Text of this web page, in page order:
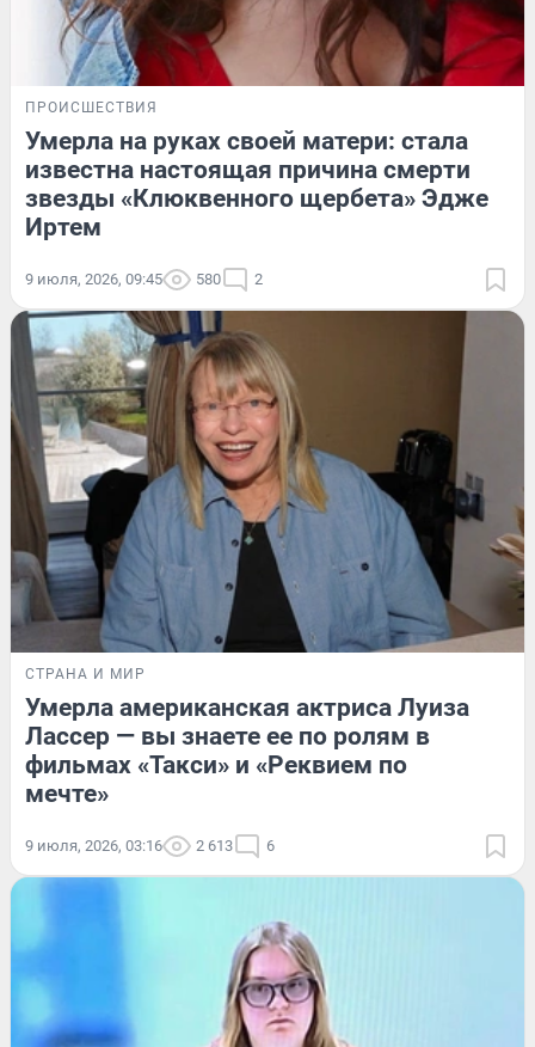
ПРОИСШЕСТВИЯ
Умерла на руках своей матери: стала
известна настоящая причина смерти
звезды «Клюквенного щербета» Эдже
Иртем
9 июля, 2026, 09:45 580 2
СТРАНА И МИР
Умерла американская актриса Луиза
Лассер — вы знаете ее по ролям в
фильмах «Такси» и «Реквием по
мечте»
9 июля, 2026, 03:16 2 613 6